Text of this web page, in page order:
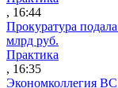
, 16:44
Прокуратура
млрд руб.
Практика
, 16:35
Экономколлегия ВС